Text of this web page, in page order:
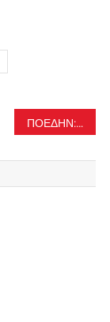
ΠΟΕΔΗΝ: Στάση εργασίας στις 14 Ιουλίου για την άρση της μονιμότητας των δημοσιών υπαλλήλων